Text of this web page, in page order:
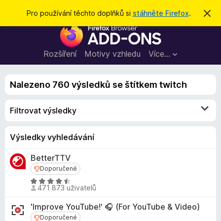
Pro používání těchto doplňků si stáhněte Firefox.
S
r
D
o
p
l
k
ž
Rozšíření Motivy vzhledu Více…
Přihlásit se
Nalezeno 760 výsledků se štítkem twitch
Filtrovat výsledky
Výsledky vyhledávání
BetterTTV
Doporučené
Doporučené
H
o
d
n
471 873 uživatelů
'Improve YouTube!' 🎧 (For YouTube & Video)
Doporučené
Doporučené